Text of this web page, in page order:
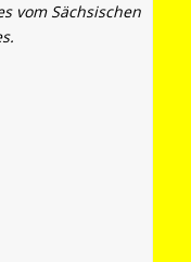
vom Sächsischen